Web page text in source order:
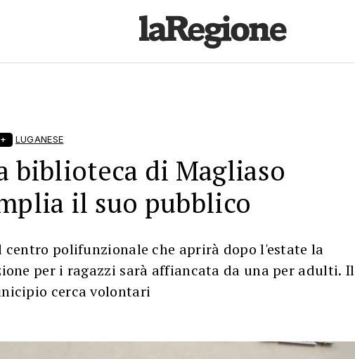
LUGANESE
biblioteca di Magliaso
il suo pubblico
centro polifunzionale che aprirà dopo l'estate la
per i ragazzi sarà affiancata da una per adulti. Il
cerca volontari